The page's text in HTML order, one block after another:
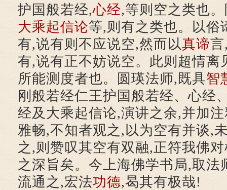
护国般若经,心经,等则空之类也
大乘起信论等,则有之类也。以俗
有,说有则不应说空,然而以真谛
有,说有正不妨说空。此则超情离
所能测度者也。圆瑛法师,既具智
刚般若经仁王护国般若经、心经
经及大乘起信论,演讲之余,并加
雅畅,不知者观之,以为空有并谈,
之,则赞叹其空有双融,正符我佛
之深旨矣。今上海佛学书局,取法
流通之,宏法功德,曷其有极哉!